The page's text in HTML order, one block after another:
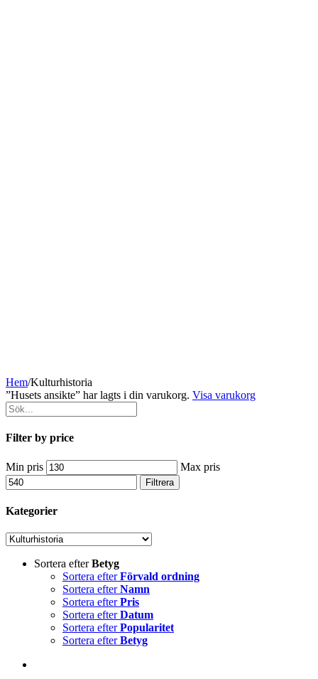
Hem/Kulturhistoria
”Husets ansikte” har lagts i din varukorg. Visa varukorg
Filter by price
Min pris Max pris
Filtrera
Kategorier
Sortera efterBetyg
Sortera efterFörvald ordning
Sortera efterNamn
Sortera efterPris
Sortera efterDatum
Sortera efterPopularitet
Sortera efterBetyg